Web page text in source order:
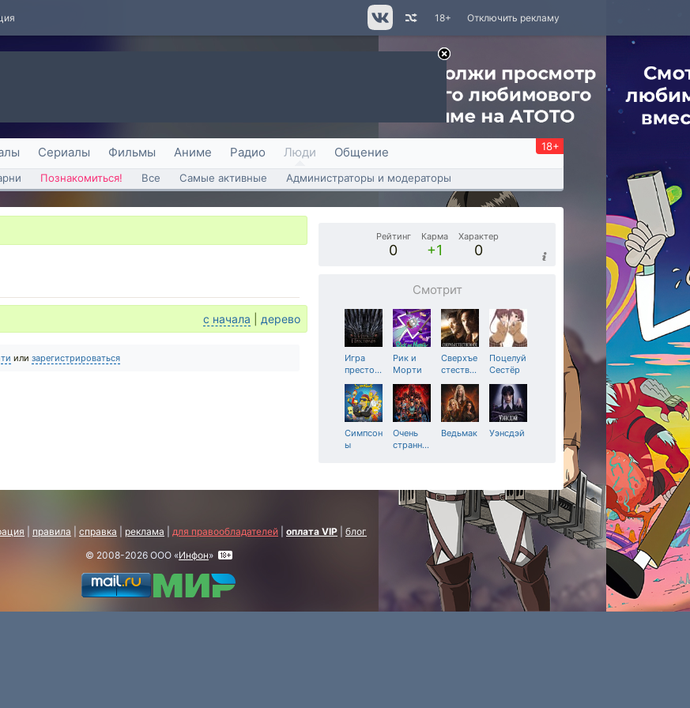
Отключить рекламу
18+
Сериалы Фильмы Аниме Радио Люди Общение 18+
Познакомиться! Все Самые активные Администраторы и модераторы
с начала дерево
или зарегистрироваться
Рейтинг
0
Карма
+1
Характер
0
Смотрит
Игра
престо…
Рик и
Морти
Сверхъе
стеств…
Поцелуй
Сестёр
Симпсон
ы
Очень
странн…
Ведьмак Уэнсдэй
правила справка реклама для правообладателей оплата VIP
блог
© 2008-2026 ООО «Инфон»